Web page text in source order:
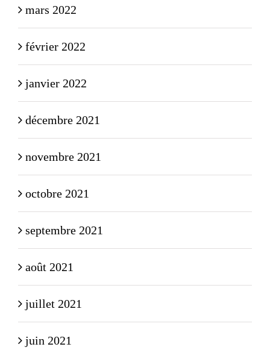
mars 2022
février 2022
janvier 2022
décembre 2021
novembre 2021
octobre 2021
septembre 2021
août 2021
juillet 2021
juin 2021